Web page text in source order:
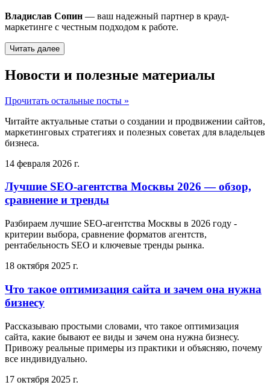
Владислав Сопин — ваш надежный партнер в крауд-
маркетинге с честным подходом к работе.
Читать далее
Новости и полезные материалы
Прочитать остальные посты »
Читайте актуальные статьи о создании и продвижении сайтов,
маркетинговых стратегиях и полезных советах для владельцев
бизнеса.
14 февраля 2026 г.
Лучшие SEO-агентства Москвы 2026 — обзор,
сравнение и тренды
Разбираем лучшие SEO-агентства Москвы в 2026 году -
критерии выбора, сравнение форматов агентств,
рентабельность SEO и ключевые тренды рынка.
18 октября 2025 г.
Что такое оптимизация сайта и зачем она нужна
бизнесу
Рассказываю простыми словами, что такое оптимизация
сайта, какие бывают ее виды и зачем она нужна бизнесу.
Привожу реальные примеры из практики и объясняю, почему
все индивидуально.
17 октября 2025 г.